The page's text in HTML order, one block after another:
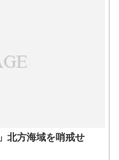
北方海域を哨戒せ